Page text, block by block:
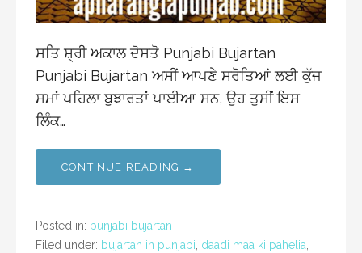
ਸਤਿ ਸ਼੍ਰੀ ਅਕਾਲ ਦੋਸਤੋ Punjabi Bujartan
Punjabi Bujartan ਅਸੀਂ ਆਪਣੇ ਸਰੋਤਿਆਂ ਲਈ ਕੁੱਜ
ਸਮਾਂ ਪਹਿਲਾ ਬੁਝਾਰਤਾਂ ਪਾਈਆ ਸਨ, ਉਹ ਤੁਸੀਂ ਇਸ
ਲਿੰਕ…
CONTINUE READING →
Posted in: punjabi bujartan
Filed under: bujartan in punjabi, daadi maa ki pahelia,